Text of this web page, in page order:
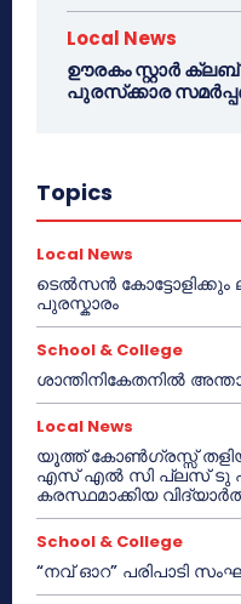
Local News
ഊരകം സ്റ്റാർ
പുരസ്‌ക്കാര
Topics
Local News
ടെൽസൻ
പുരസ്കാരം
School & College
ശാന്തിനികേതനിൽ
Local News
യൂത്ത് കോൺഗ്രസ്സ്
എസ് എൽ സി പ്ലസ് ടു
കരസ്ഥമാക്കിയ
School & College
“നവ് ഓറ” പരിപാടി